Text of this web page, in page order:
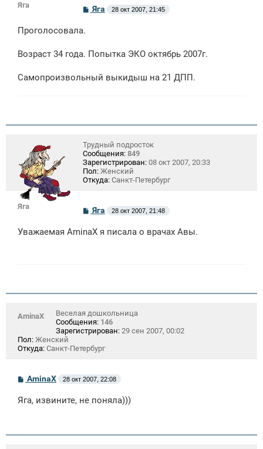
Яга
С
е
н
Яга 28 окт 2007, 21:45
Проголосовала.
Возраст 34 года. Попытка ЭКО октябрь 2007г.
Самопроизвольный выкидыш на 21 ДПП.
Яга
Трудный подросток
Сообщения: 849
Зарегистрирован: 08 окт 2007, 20:33
Пол: Женский
Откуда: Санкт-Петербург
С
б
Яга 28 окт 2007, 21:48
Уважаемая AminaX я писала о врачах Авы.
AminaX
Веселая дошкольница
Сообщения: 146
Зарегистрирован: 29 сен 2007, 00:02
Пол: Женский
Откуда: Санкт-Петербург
С
о
б
и
AminaX 28 окт 2007, 22:08
Яга, извините, не поняла)))